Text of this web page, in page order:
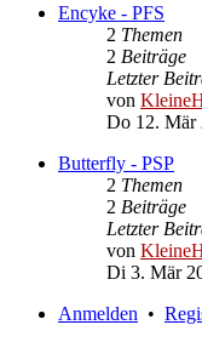
Encyke - PFS
2 Themen
2 Beiträge
Letzter
von
Do 12. Mär
Butterfly - PSP
2 Themen
2 Beiträge
Letzter
von
Di 3. Mär
Anmelden •